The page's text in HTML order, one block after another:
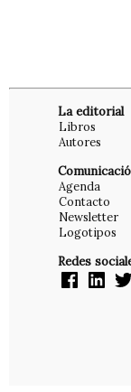
La editorial
Libros
Autores
Agenda
Contacto
Newsletter
Logotipos
Redes